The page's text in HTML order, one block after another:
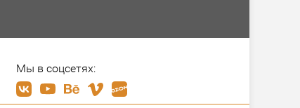
Мы в соцсетях: